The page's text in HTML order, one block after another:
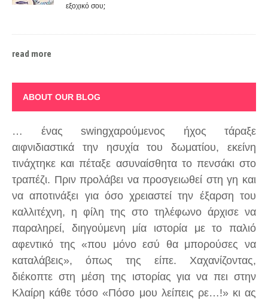
εξοχικό σου;
read more
ABOUT OUR BLOG
… ένας swingχαρούμενος ήχος τάραξε
αιφνιδιαστικά την ησυχία του δωματίου, εκείνη
τινάχτηκε και πέταξε ασυναίσθητα το πενσάκι στο
τραπέζι. Πριν προλάβει να προσγειωθεί στη γη και
να αποτινάξει για όσο χρειαστεί την έξαρση του
καλλιτέχνη, η φίλη της στο τηλέφωνο άρχισε να
παραληρεί, διηγούμενη μία ιστορία με το παλιό
αφεντικό της «που μόνο εσύ θα μπορούσες να
καταλάβεις», όπως της είπε. Χαχανίζοντας,
διέκοπτε στη μέση της ιστορίας για να πει στην
Κλαίρη κάθε τόσο «Πόσο μου λείπεις ρε…!» κι ας